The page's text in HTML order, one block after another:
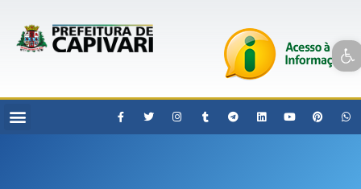
Open toolbar